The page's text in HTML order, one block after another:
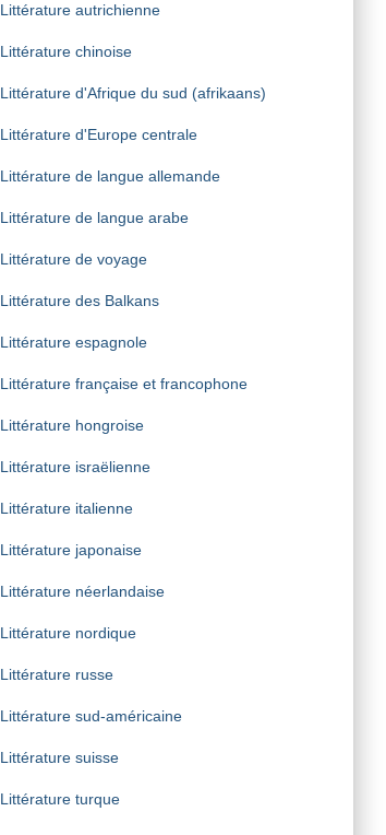
Littérature autrichienne
Littérature chinoise
Littérature d'Afrique du sud (afrikaans)
Littérature d'Europe centrale
Littérature de langue allemande
Littérature de langue arabe
Littérature de voyage
Littérature des Balkans
Littérature espagnole
Littérature française et francophone
Littérature hongroise
Littérature israëlienne
Littérature italienne
Littérature japonaise
Littérature néerlandaise
Littérature nordique
Littérature russe
Littérature sud-américaine
Littérature suisse
Littérature turque